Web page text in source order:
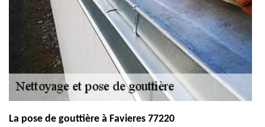
La pose de gouttière à Favieres 77220